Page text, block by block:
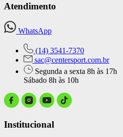
Atendimento
WhatsApp
(14) 3541-7370
sac@centersport.com.br
Segunda a sexta 8h às 17h
Sábado 8h às 10h
Institucional